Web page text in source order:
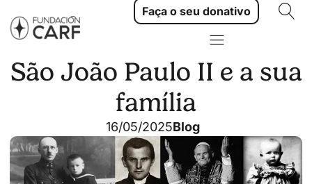
Faça o seu donativo
São João Paulo II e a sua
família
16/05/2025Blog